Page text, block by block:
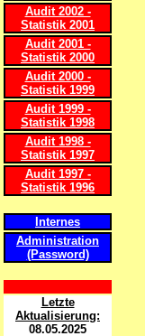
Audit 2002 -
Statistik 2001
Audit 2001 -
Statistik 2000
Audit 2000 -
Statistik 1999
Audit 1999 -
Statistik 1998
Audit 1998 -
Statistik 1997
Audit 1997 -
Statistik 1996
Internes
Administration
(Password)
Letzte
Aktualisierung:
08.05.2025